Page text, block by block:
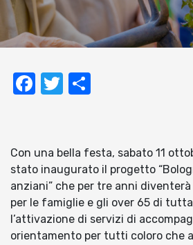
Facebook
Twitter
Con una bella festa, sabato 11
stato inaugurato il progetto
anziani” che per tre anni
per le famiglie e gli over 65 di
l’attivazione di servizi di
orientamento per tutti coloro che